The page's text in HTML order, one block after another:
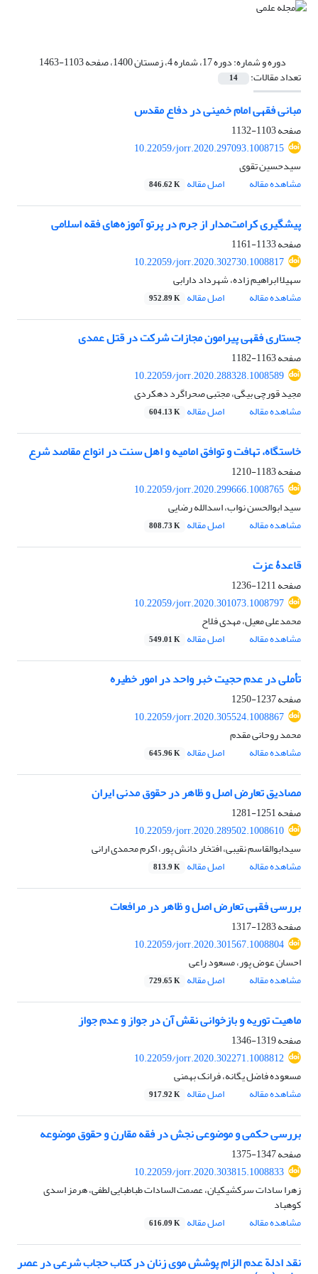
دوره و شماره:دوره 17، شماره 4، زمستان 1400، صفحه 1103-1463
تعداد مقالات: 14
مبانی فقهی امام خمینی در دفاع مقدس
صفحه1103-1132
10.22059/jorr.2020.297093.1008715
سیدحسین تقوی
مشاهده مقاله
اصل مقاله 846.62 K
پیشگیری کرامت‌مدار از جرم در پرتو آموزه‌های فقه اسلامی
صفحه1133-1161
10.22059/jorr.2020.302730.1008817
سهیلا ابراهیم زاده، شهرداد دارابی
مشاهده مقاله
اصل مقاله 952.89 K
جستاری فقهی پیرامون مجازات شرکت در قتل عمدی
صفحه1163-1182
10.22059/jorr.2020.288328.1008589
مجید قورچی بیگی، مجتبی صحراگرد دهکردی
مشاهده مقاله
اصل مقاله 604.13 K
خاستگاه، تهافت و توافق امامیه و اهل سنت در انواع مقاصد شرع
صفحه1183-1210
10.22059/jorr.2020.299666.1008765
سید ابوالحسن نواب، اسدالله رضایی
مشاهده مقاله
اصل مقاله 808.73 K
قاعدۀ عزت
صفحه1211-1236
10.22059/jorr.2020.301073.1008797
محمدعلی معیل، مهدی فلاح
مشاهده مقاله
اصل مقاله 549.01 K
تأملی در عدم حجیت خبر واحد در امور خطیره
صفحه1237-1250
10.22059/jorr.2020.305524.1008867
محمد روحانی مقدم
مشاهده مقاله
اصل مقاله 645.96 K
مصادیق تعارض اصل و ظاهر در حقوق مدنی ایران
صفحه1251-1281
10.22059/jorr.2020.289502.1008610
سیدابوالقاسم نقیبی، افتخار دانش پور، اکرم محمدی ارانی
مشاهده مقاله
اصل مقاله 813.9 K
بررسی فقهی تعارض اصل و ظاهر در مرافعات
صفحه1283-1317
10.22059/jorr.2020.301567.1008804
احسان عوض پور، مسعود راعی
مشاهده مقاله
اصل مقاله 729.65 K
ماهیت توریه و بازخوانی نقش آن در جواز و عدم جواز
صفحه1319-1346
10.22059/jorr.2020.302271.1008812
مسعوده فاضل یگانه، فرانک بهمنی
مشاهده مقاله
اصل مقاله 917.92 K
بررسی حکمی و موضوعی نجش در فقه مقارن و حقوق موضوعه
صفحه1347-1375
10.22059/jorr.2020.303815.1008833
زهرا سادات سرکشیکیان، عصمت السادات طباطبایی لطفی، هرمز اسدی
کوهباد
مشاهده مقاله
اصل مقاله 616.09 K
نقد ادلة عدم الزام پوشش موی زنان در کتاب حجاب شرعی در عصر